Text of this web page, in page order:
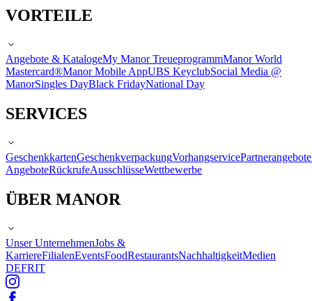
VORTEILE
Angebote & KatalogeMy Manor TreueprogrammManor World
Mastercard®Manor Mobile AppUBS KeyclubSocial Media @
ManorSingles DayBlack FridayNational Day
SERVICES
GeschenkkartenGeschenkverpackungVorhangservicePartnerangebote
AngeboteRückrufeAusschlüsseWettbewerbe
ÜBER MANOR
Unser UnternehmenJobs &
KarriereFilialenEventsFoodRestaurantsNachhaltigkeitMedien
DEFRIT